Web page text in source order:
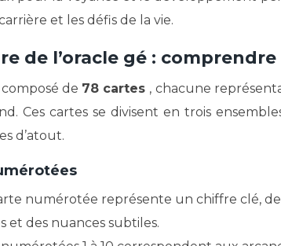
et les défis de la vie.
de l’oracle gé : comprendre
composé de 78 cartes , chacune
Ces cartes se divisent en trois
d’atout.
numérotée représente un chiffre clé, de
et des nuances subtiles.